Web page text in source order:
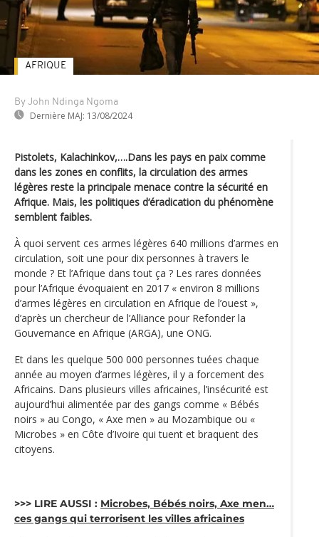
By John Ndinga Ngoma
Dernière MAJ: 13/08/2024
AFRIQUE
Pistolets, Kalachinkov,….Dans les pays en paix comme
dans les zones en conflits, la circulation des armes
légères reste la principale menace contre la sécurité en
Afrique. Mais, les politiques d‘éradication du phénomène
semblent faibles.
À quoi servent ces armes légères 640 millions d’armes en
circulation, soit une pour dix personnes à travers le
monde ? Et l’Afrique dans tout ça ? Les rares données
pour l’Afrique évoquaient en 2017 « environ 8 millions
d’armes légères en circulation en Afrique de l’ouest »,
d’après un chercheur de l’Alliance pour Refonder la
Gouvernance en Afrique (ARGA), une ONG.
Et dans les quelque 500 000 personnes tuées chaque
année au moyen d’armes légères, il y a forcement des
Africains. Dans plusieurs villes africaines, l’insécurité est
aujourd’hui alimentée par des gangs comme « Bébés
noirs » au Congo, « Axe men » au Mozambique ou «
Microbes » en Côte d’Ivoire qui tuent et braquent des
citoyens.
>>> LIRE AUSSI : Microbes, Bébés noirs, Axe men…
ces gangs qui terrorisent les villes africaines